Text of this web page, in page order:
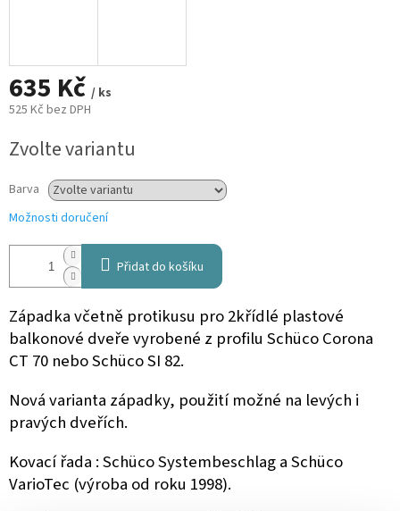
635 Kč / ks
525 Kč bez DPH
cena:
Zvolte variantu
Barva
Možnosti doručení
Přidat do košíku
Západka včetně protikusu pro 2křídlé plastové
balkonové dveře vyrobené z profilu Schüco Corona
CT 70 nebo Schüco SI 82.
Nová varianta západky, použití možné na levých i
pravých dveřích.
Kovací řada : Schüco Systembeschlag a Schüco
VarioTec (výroba od roku 1998).